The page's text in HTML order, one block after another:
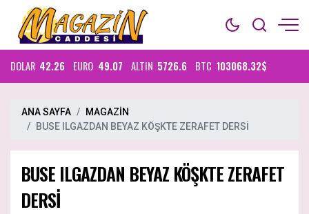
DOLAR 42.26 EURO 49.07 ALTIN 5726.6 BTC 103068.32$
ANA SAYFA
MAGAZİN
BUSE ILGAZDAN BEYAZ KÖŞKTE ZERAFET DERSİ
BUSE ILGAZDAN BEYAZ KÖŞKTE ZERAFET
DERSİ